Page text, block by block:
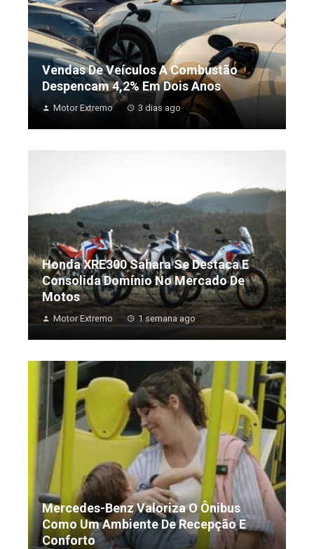
Vendas De Veículos A Combustão
Despencam 4,2% Em Dois Anos
Motor Extremo 3 dias ago
Honda XRE300 Sahara Se Destaca E
Consolida Domínio No Mercado De
Motos
Motor Extremo 1 semana ago
Mercedes-Benz Valoriza O Ônibus
Como Um Ambiente De Recepção E
Conforto